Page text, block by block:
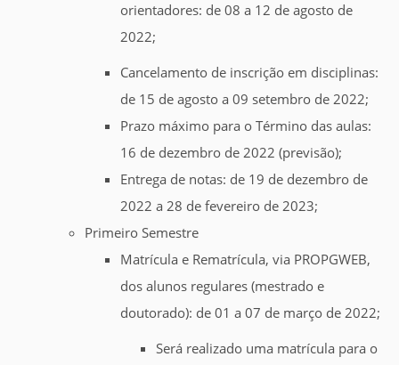
orientadores: de 08 a 12 de agosto de
2022;
Cancelamento de inscrição em disciplinas:
de 15 de agosto a 09 setembro de 2022;
Prazo máximo para o Término das aulas:
16 de dezembro de 2022 (previsão);
Entrega de notas: de 19 de dezembro de
2022 a 28 de fevereiro de 2023;
Primeiro Semestre
Matrícula e Rematrícula, via PROPGWEB,
dos alunos regulares (mestrado e
doutorado): de 01 a 07 de março de 2022;
Será realizado uma matrícula para o